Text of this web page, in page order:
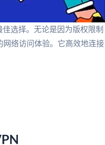
选择。无论是因为版权限制
络访问体验。它高效地连接